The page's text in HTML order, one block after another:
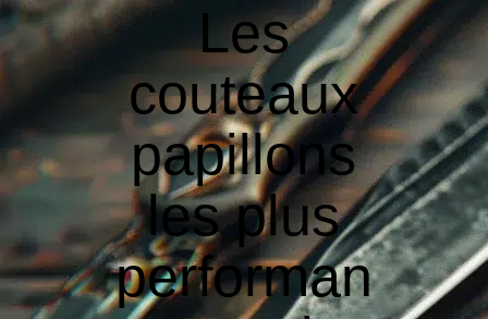
Les
couteaux
papillons
les plus
performan